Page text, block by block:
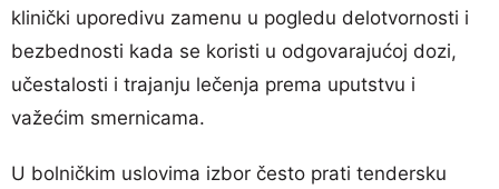
klinički uporedivu zamenu u pogledu delotvornosti i
bezbednosti kada se koristi u odgovarajućoj dozi,
učestalosti i trajanju lečenja prema uputstvu i
važećim smernicama.
U bolničkim uslovima izbor često prati tendersku